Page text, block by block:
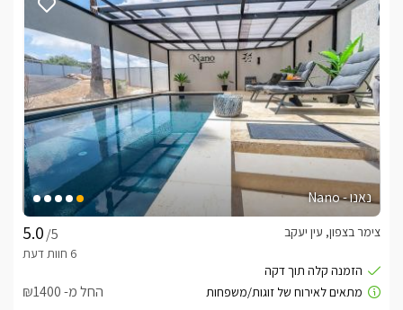
נאנו - Nano
/5
צימר בצפון, עין יעקב
החל מ- ₪1400